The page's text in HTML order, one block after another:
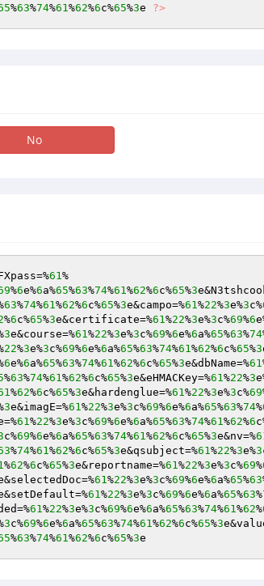
%63%74%61%62%6c%65%3e ?>
No
61
%6e%6a%65%63%74%61%62%6c%65%3
63%74%61%62%6c%65%3e&campo=%61%22%3e%3c%
%6c%65%3e&certificate=%61%22%3e%3c%69%6
3e&course=%61%22%3e%3c%69%6e%6a%65%63%74
22%3e%3c%69%6e%6a%65%63%74%61%62%6c%65%3
6e%6a%65%63%74%61%62%6c%65%3e&dbName=%61
%63%74%61%62%6c%65%3e&eHMACKey=%61%22%3
%62%6c%65%3e&hardenglue=%61%22%3e%3c%69
3e&imagE=%61%22%3e%3c%69%6e%6a%65%63%74%
61%22%3e%3c%69%6e%6a%65%63%74%61%62%6
c%69%6e%6a%65%63%74%61%62%6c%65%3e&nv=%
%74%61%62%6c%65%3e&qsubject=%61%22%3e%3
%62%6c%65%3e&reportname=%61%22%3e%3c%69%
61%22%3e%3c%69%6e%6a%65%63
61%22%3e%3c%69%6e%6a%65%63%
61%22%3e%3c%69%6e%6a%65%63%74%61%62%
3c%69%6e%6a%65%63%74%61%62%6c%65%3
%63%74%61%62%6c%65%3e